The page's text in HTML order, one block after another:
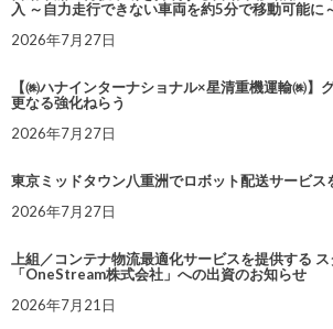
入 ～自力走行できない車両を約5分で移動可能に
2026年7月27日
【㈱ハナインターナショナル×星清重機運輸㈱】
更なる強化ねらう
2026年7月27日
東京ミッドタウン八重洲でロボット配送サービス
2026年7月27日
上組／コンテナ物流最適化サービスを提供する
「OneStream株式会社」への出資のお知らせ
2026年7月21日